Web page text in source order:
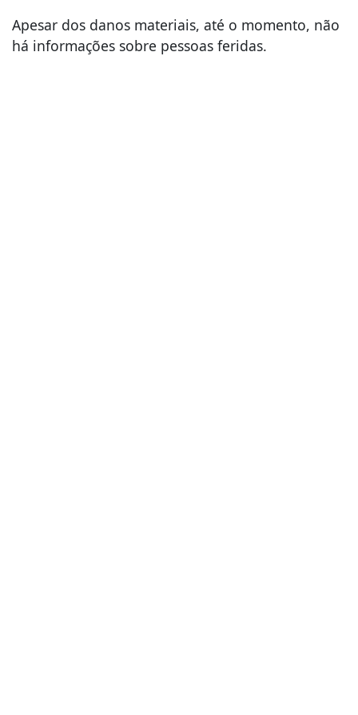
Apesar dos danos materiais, até o momento, não
há informações sobre pessoas feridas.